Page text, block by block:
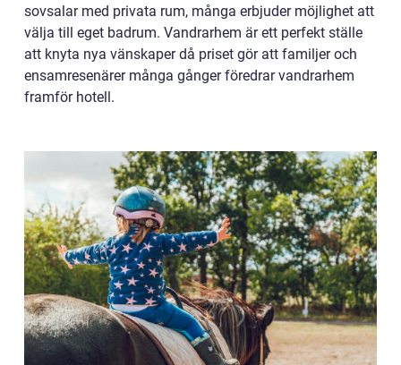
sovsalar med privata rum, många erbjuder möjlighet att
välja till eget badrum. Vandrarhem är ett perfekt ställe
att knyta nya vänskaper då priset gör att familjer och
ensamresenärer många gånger föredrar vandrarhem
framför hotell.